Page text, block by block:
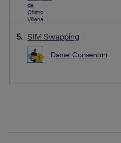
SIM Swapping
Daniel Consentini